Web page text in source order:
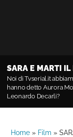
SARA E MARTI
Noi di Tvserial.it
hanno detto Aurora
Leonardo Decarli?
Home » Film »